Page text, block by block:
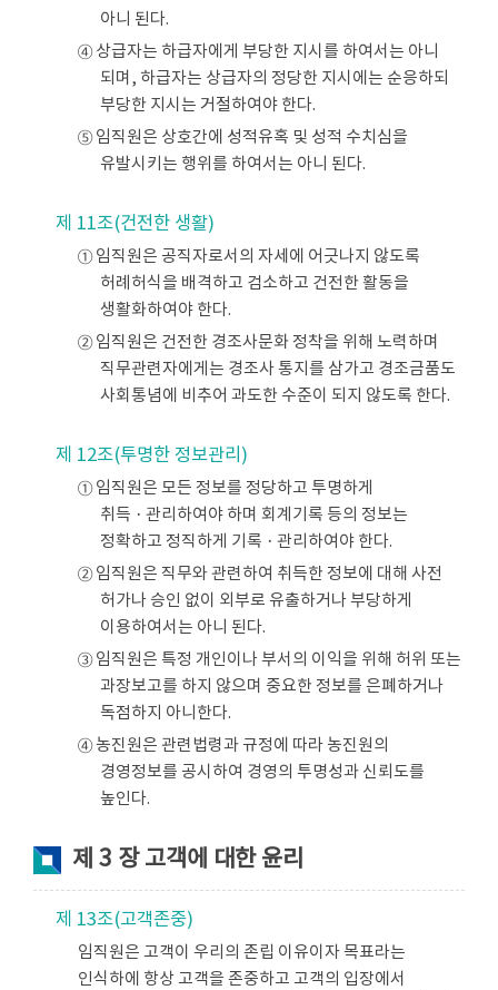
아니 된다.
④ 상급자는 하급자에게 부당한 지시를 하여서는 아니
되며, 하급자는 상급자의 정당한 지시에는 순응하되
부당한 지시는 거절하여야 한다.
⑤ 임직원은 상호간에 성적유혹 및 성적 수치심을
유발시키는 행위를 하여서는 아니 된다.
제 11조(건전한 생활)
① 임직원은 공직자로서의 자세에 어긋나지 않도록
허례허식을 배격하고 검소하고 건전한 활동을
생활화하여야 한다.
② 임직원은 건전한 경조사문화 정착을 위해 노력하며
직무관련자에게는 경조사 통지를 삼가고 경조금품도
사회통념에 비추어 과도한 수준이 되지 않도록 한다.
제 12조(투명한 정보관리)
① 임직원은 모든 정보를 정당하고 투명하게
취득ㆍ관리하여야 하며 회계기록 등의 정보는
정확하고 정직하게 기록ㆍ관리하여야 한다.
② 임직원은 직무와 관련하여 취득한 정보에 대해 사전
허가나 승인 없이 외부로 유출하거나 부당하게
이용하여서는 아니 된다.
③ 임직원은 특정 개인이나 부서의 이익을 위해 허위 또는
과장보고를 하지 않으며 중요한 정보를 은폐하거나
독점하지 아니한다.
④ 농진원은 관련법령과 규정에 따라 농진원의
경영정보를 공시하여 경영의 투명성과 신뢰도를
높인다.
제 3 장 고객에 대한 윤리
제 13조(고객존중)
임직원은 고객이 우리의 존립 이유이자 목표라는
인식하에 항상 고객을 존중하고 고객의 입장에서